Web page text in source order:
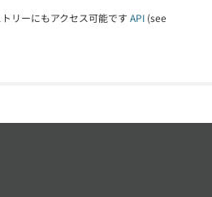
リーにもアクセス可能です API (see